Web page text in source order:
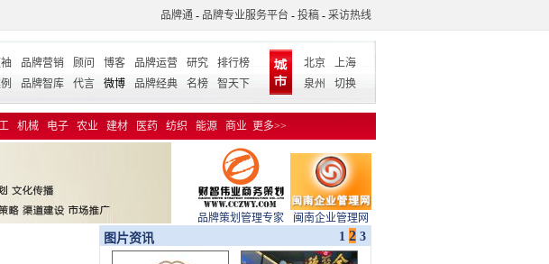
品牌通 - 品牌专业服务平台 - 投稿 - 采访热线
品牌营销 顾问 博客 品牌运营 研究
排行榜
品牌智库 代言 微博 品牌经典 名榜 智天下
北京
上海
泉州
切换
机械 电子 农业 建材 医药 纺织 能源 商业 更多>>
品牌策划管理专家
闽南企业管理网
图片资讯 1 2 3